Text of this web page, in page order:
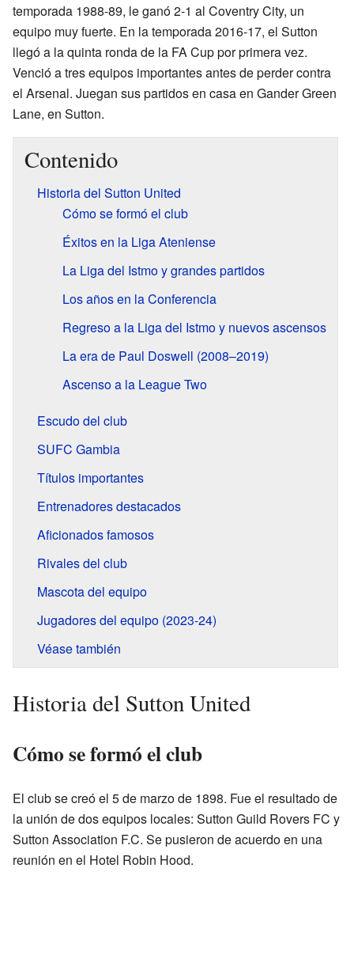
temporada 1988-89, le ganó 2-1 al Coventry City, un
equipo muy fuerte. En la temporada 2016-17, el Sutton
llegó a la quinta ronda de la FA Cup por primera vez.
Venció a tres equipos importantes antes de perder contra
el Arsenal. Juegan sus partidos en casa en Gander Green
Lane, en Sutton.
Contenido
Historia del Sutton United
Cómo se formó el club
Éxitos en la Liga Ateniense
La Liga del Istmo y grandes partidos
Los años en la Conferencia
Regreso a la Liga del Istmo y nuevos ascensos
La era de Paul Doswell (2008–2019)
Ascenso a la League Two
Escudo del club
SUFC Gambia
Títulos importantes
Entrenadores destacados
Aficionados famosos
Rivales del club
Mascota del equipo
Jugadores del equipo (2023-24)
Véase también
Historia del Sutton United
Cómo se formó el club
El club se creó el 5 de marzo de 1898. Fue el resultado de
la unión de dos equipos locales: Sutton Guild Rovers FC y
Sutton Association F.C. Se pusieron de acuerdo en una
reunión en el Hotel Robin Hood.